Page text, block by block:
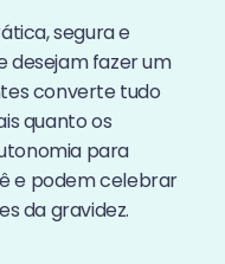
segura e
desejam fazer um
converte tudo
quanto os
para
e podem celebrar
da gravidez.